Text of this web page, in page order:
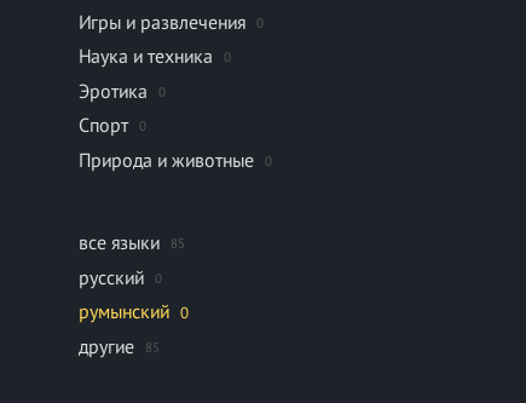
Игры и развлечения 0
Наука и техника 0
Эротика 0
Спорт 0
Природа и животные 0
все языки 85
русский 0
румынский 0
другие 85